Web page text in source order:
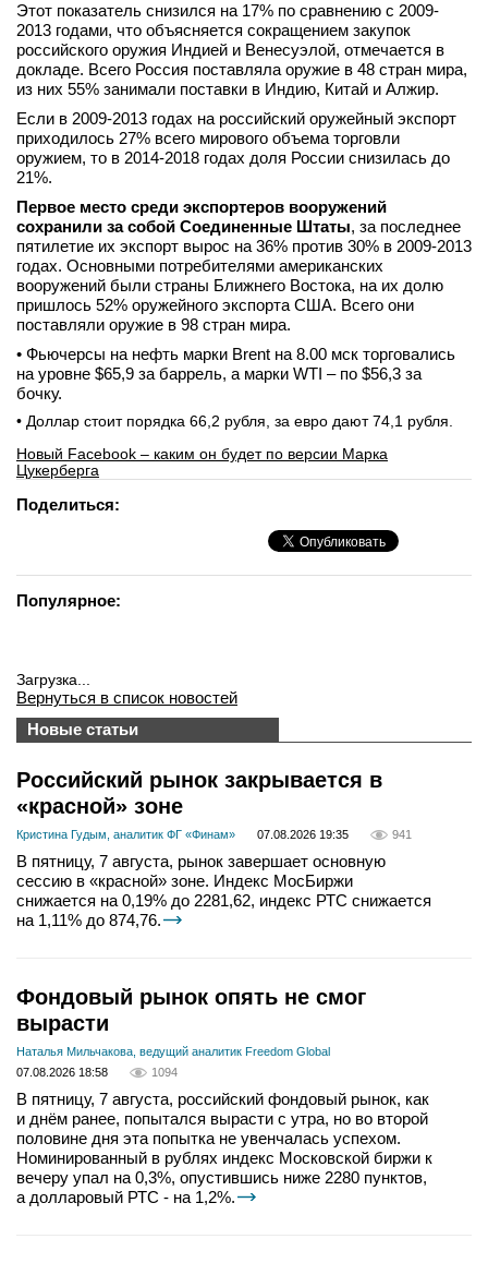
Этот показатель снизился на 17% по сравнению с 2009-
2013 годами, что объясняется сокращением закупок
российского оружия Индией и Венесуэлой, отмечается в
докладе. Всего Россия поставляла оружие в 48 стран мира,
из них 55% занимали поставки в Индию, Китай и Алжир.
Если в 2009-2013 годах на российский оружейный экспорт
приходилось 27% всего мирового объема торговли
оружием, то в 2014-2018 годах доля России снизилась до
21%.
Первое место среди экспортеров вооружений
сохранили за собой Соединенные Штаты, за последнее
пятилетие их экспорт вырос на 36% против 30% в 2009-2013
годах. Основными потребителями американских
вооружений были страны Ближнего Востока, на их долю
пришлось 52% оружейного экспорта США. Всего они
поставляли оружие в 98 стран мира.
• Фьючерсы на нефть марки Brent на 8.00 мск торговались
на уровне $65,9 за баррель, а марки WTI – по $56,3 за
бочку.
• Доллар стоит порядка 66,2 рубля, за евро дают 74,1 рубля.
Новый Facebook – каким он будет по версии Марка
Цукерберга
Поделиться:
Популярное:
Загрузка...
Вернуться в список новостей
Новые статьи
Российский рынок закрывается в
«красной» зоне
Кристина Гудым, аналитик ФГ «Финам» 07.08.2026 19:35 941
В пятницу, 7 августа, рынок завершает основную
сессию в «красной» зоне. Индекс МосБиржи
снижается на 0,19% до 2281,62, индекс РТС снижается
на 1,11% до 874,76.
Фондовый рынок опять не смог
вырасти
Наталья Мильчакова, ведущий аналитик Freedom Global
07.08.2026 18:58
1094
В пятницу, 7 августа, российский фондовый рынок, как
и днём ранее, попытался вырасти с утра, но во второй
половине дня эта попытка не увенчалась успехом.
Номинированный в рублях индекс Московской биржи к
вечеру упал на 0,3%, опустившись ниже 2280 пунктов,
а долларовый РТС - на 1,2%.